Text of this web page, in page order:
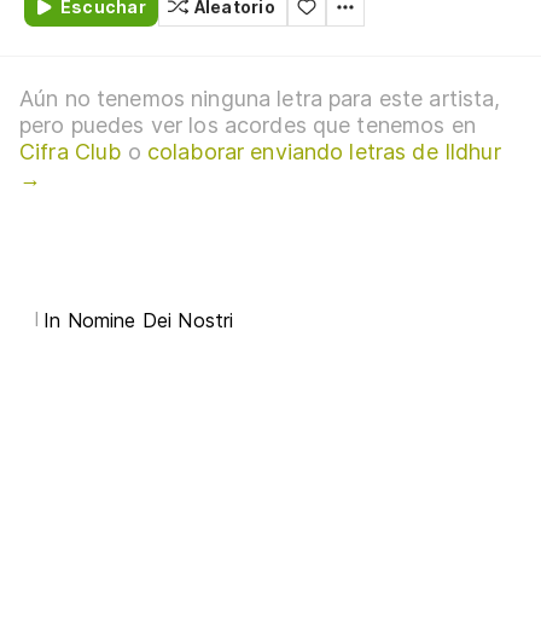
Escuchar Aleatorio
Aún no tenemos ninguna letra para este artista,
pero puedes ver los acordes que tenemos en
Cifra Club o colaborar enviando letras de Ildhur
→
I In Nomine Dei Nostri